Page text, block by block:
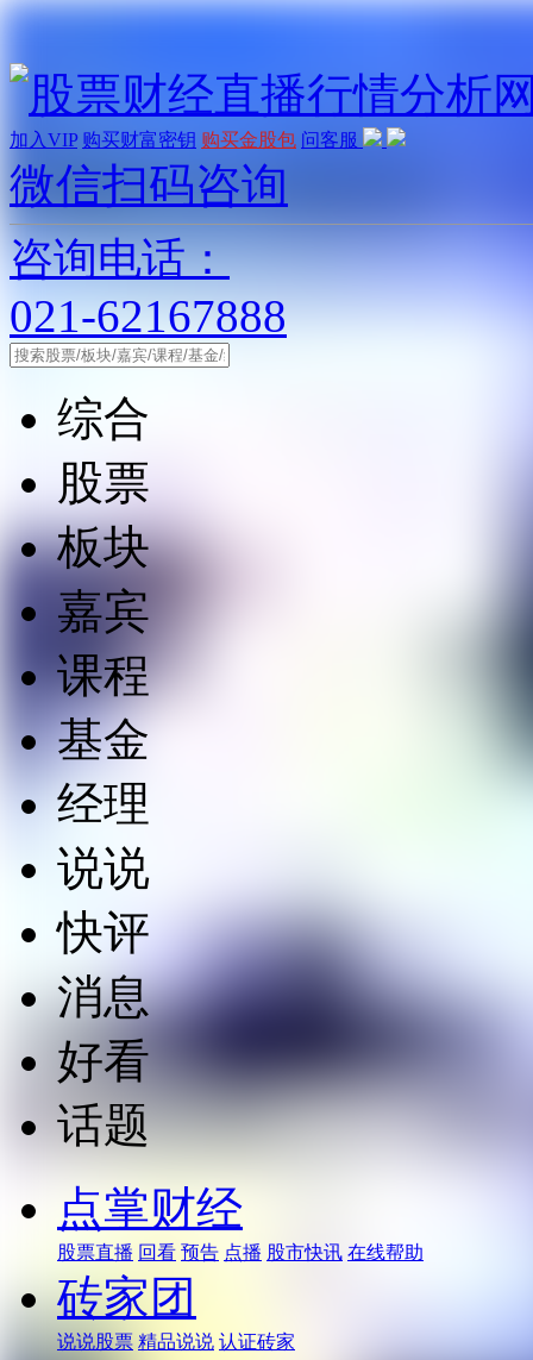
加入VIP 购买财富密钥 购买金股包 问客服
微信扫码咨询
咨询电话：
021-62167888
综合
股票
板块
嘉宾
课程
基金
经理
说说
快评
消息
好看
话题
点掌财经
股票直播 回看 预告 点播 股市快讯 在线帮助
砖家团
说说股票 精品说说 认证砖家